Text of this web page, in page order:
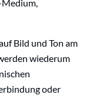
Medium,
Bild und Ton am
wiederum
oder